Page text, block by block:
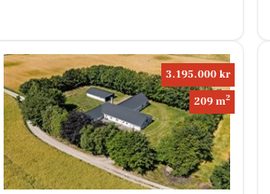
3.195.000 kr
209 m2